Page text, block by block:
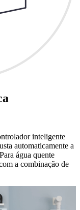
inteligente
automaticamente a
água quente
a combinação de